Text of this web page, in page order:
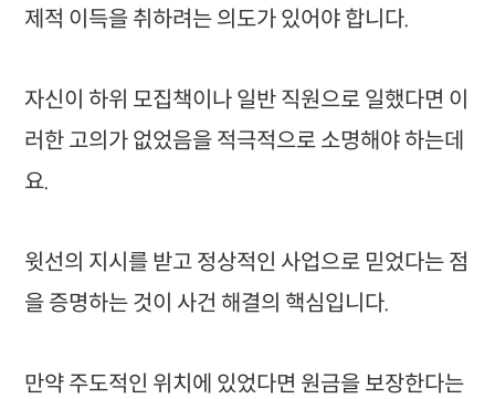
제적 이득을 취하려는 의도가 있어야 합니다.
자신이 하위 모집책이나 일반 직원으로 일했다면 이
러한 고의가 없었음을 적극적으로 소명해야 하는데
요.
윗선의 지시를 받고 정상적인 사업으로 믿었다는 점
을 증명하는 것이 사건 해결의 핵심입니다.
만약 주도적인 위치에 있었다면 원금을 보장한다는